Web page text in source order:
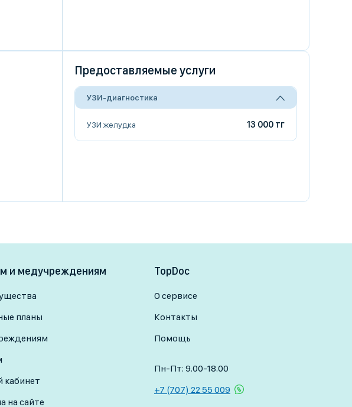
Предоставляемые услуги
УЗИ-диагностика
УЗИ желудка 13 000 тг
и медучреждениям
планы
кабинет
на сайте
TopDoc
О сервисе
Контакты
Помощь
Пн-Пт: 9.00-18.00
+7 (707) 22 55 009